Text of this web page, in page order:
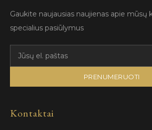
Gaukite naujausias naujienas apie mūsų
specialius pasiūlymus
PRENUMERUOTI
Kontaktai